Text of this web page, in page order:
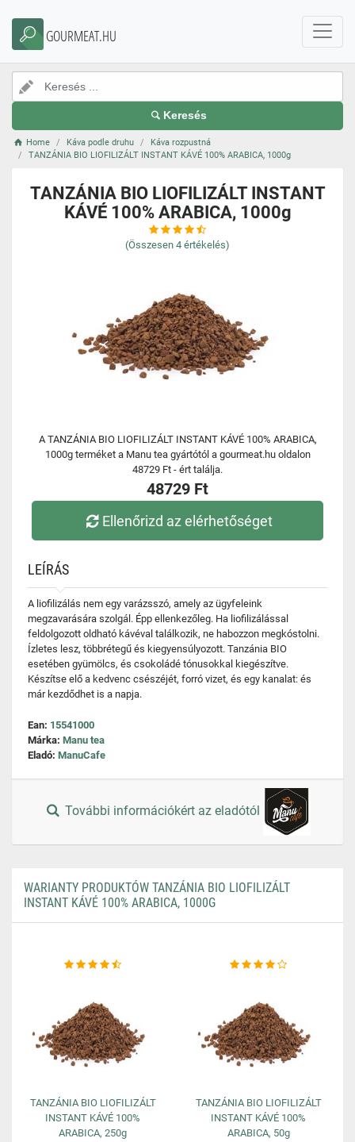
GOURMEAT.HU
Keresés
Home Káva podle druhu
Káva rozpustná
TANZÁNIA BIO LIOFILIZÁLT INSTANT KÁVÉ 100% ARABICA, 1000g
TANZÁNIA BIO LIOFILIZÁLT INSTANT
KÁVÉ 100% ARABICA, 1000g
(Összesen 4 értékelés)
A TANZÁNIA BIO LIOFILIZÁLT INSTANT KÁVÉ 100% ARABICA,
1000g terméket a Manu tea gyártótól a gourmeat.hu oldalon
48729 Ft - ért találja.
48729 Ft
Ellenőrizd az elérhetőséget
LEÍRÁS
A liofilizálás nem egy varázsszó, amely az ügyfeleink
megzavarására szolgál. Épp ellenkezőleg. Ha liofilizálással
feldolgozott oldható kávéval találkozik, ne habozzon megkóstolni.
Ízletes lesz, többrétegű és kiegyensúlyozott. Tanzánia BIO
esetében gyümölcs, és csokoládé tónusokkal kiegészítve.
Készítse elő a kedvenc csészéjét, forró vizet, és egy kanalat: és
már kezdődhet is a napja.
Ean: 15541000
Márka: Manu tea
Eladó: ManuCafe
További információkért az eladótól
WARIANTY PRODUKTÓW TANZÁNIA BIO LIOFILIZÁLT
INSTANT KÁVÉ 100% ARABICA, 1000G
TANZÁNIA BIO LIOFILIZÁLT
INSTANT KÁVÉ 100%
ARABICA, 250g
TANZÁNIA BIO LIOFILIZÁLT
INSTANT KÁVÉ 100%
ARABICA, 50g